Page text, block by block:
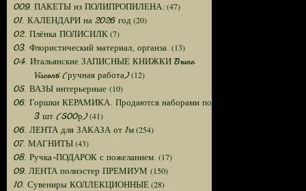
009. ПАКЕТЫ из ПОЛИПРОПИЛЕНА:(47)
01. КАЛЕНДАРИ на 2026 год (20)
02. Плёнка ПОЛИСИЛК(7)
03. Флористический материал, органза. (13)
04. Итальянские ЗАПИСНЫЕ КНИЖКИ Bruno
Visconti (ручная работа)(12)
05. ВАЗЫ интерьерные (10)
06. Горшки КЕРАМИКА. Продаются наборами по
3 шт (500р)(41)
06. ЛЕНТА для ЗАКАЗА от 1м(254)
07. МАГНИТЫ(43)
08. Ручка-ПОДАРОК с пожеланием. (17)
09. ЛЕНТА полиэстер ПРЕМИУМ (150)
10. Сувениры КОЛЛЕКЦИОННЫЕ(28)